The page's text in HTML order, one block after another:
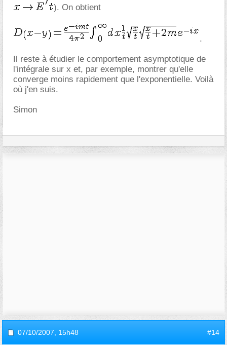
). On obtient
.
Il reste à étudier le comportement asymptotique de
l'intégrale sur x et, par exemple, montrer qu'elle
converge moins rapidement que l'exponentielle. Voilà
où j'en suis.
Simon
07/10/2007, 15h48 #14